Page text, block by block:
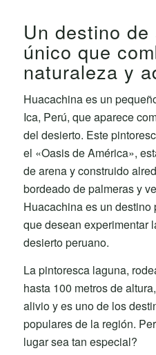
Un destino de
único que
naturaleza y
Huacachina es un
Ica, Perú, que aparece
del desierto. Este
el «Oasis de América»,
de arena y construido
bordeado de palmeras y
Huacachina es un
que desean experimentar
desierto peruano.
La pintoresca laguna,
hasta 100 metros de
alivio y es uno de los
populares de la región.
lugar sea tan especial?